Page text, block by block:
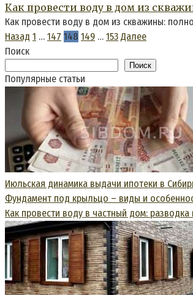
Как провести воду в дом из
Как провести воду в дом из скважины:
Пагинация
записей
Назад 1 … 147 148 149 … 153 Далее
Поиск
Поиск
Популярные статьи
Июльская динамика выдачи ипотеки в
Фундамент под крыльцо – виды и
Как провести воду в частный дом: